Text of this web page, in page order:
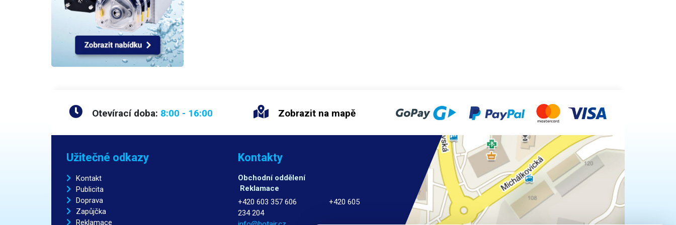
Otevírací doba: 8:00 - 16:00 Zobrazit na mapě
Užitečné odkazy
Kontakt
Publicita
Doprava
Zapůjčka
Reklamace
Kontakty
Obchodní oddělení
Reklamace
+420 603 357 606 +420 605
234 204